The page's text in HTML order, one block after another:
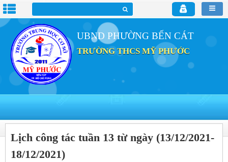
UBND PHƯỜNG BẾN CÁT
TRƯỜNG THCS MỸ PHƯỚC
Lịch công tác tuần 13 từ ngày (13/12/2021-
18/12/2021)